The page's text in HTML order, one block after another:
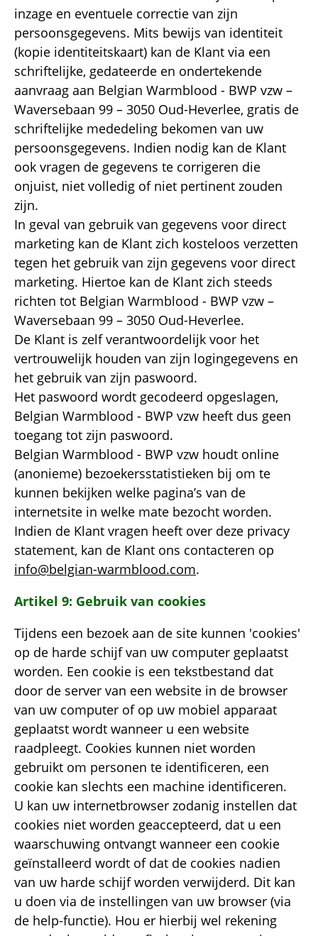
inzage en eventuele correctie van zijn
persoonsgegevens. Mits bewijs van identiteit
(kopie identiteitskaart) kan de Klant via een
schriftelijke, gedateerde en ondertekende
aanvraag aan Belgian Warmblood - BWP vzw –
Waversebaan 99 – 3050 Oud-Heverlee, gratis de
schriftelijke mededeling bekomen van uw
persoonsgegevens. Indien nodig kan de Klant
ook vragen de gegevens te corrigeren die
onjuist, niet volledig of niet pertinent zouden
zijn.
In geval van gebruik van gegevens voor direct
marketing kan de Klant zich kosteloos verzetten
tegen het gebruik van zijn gegevens voor direct
marketing. Hiertoe kan de Klant zich steeds
richten tot Belgian Warmblood - BWP vzw –
Waversebaan 99 – 3050 Oud-Heverlee.
De Klant is zelf verantwoordelijk voor het
vertrouwelijk houden van zijn logingegevens en
het gebruik van zijn paswoord.
Het paswoord wordt gecodeerd opgeslagen,
Belgian Warmblood - BWP vzw heeft dus geen
toegang tot zijn paswoord.
Belgian Warmblood - BWP vzw houdt online
(anonieme) bezoekersstatistieken bij om te
kunnen bekijken welke pagina’s van de
internetsite in welke mate bezocht worden.
Indien de Klant vragen heeft over deze privacy
statement, kan de Klant ons contacteren op
info@belgian-warmblood.com.
Artikel 9: Gebruik van cookies
Tijdens een bezoek aan de site kunnen 'cookies'
op de harde schijf van uw computer geplaatst
worden. Een cookie is een tekstbestand dat
door de server van een website in de browser
van uw computer of op uw mobiel apparaat
geplaatst wordt wanneer u een website
raadpleegt. Cookies kunnen niet worden
gebruikt om personen te identificeren, een
cookie kan slechts een machine identificeren.
U kan uw internetbrowser zodanig instellen dat
cookies niet worden geaccepteerd, dat u een
waarschuwing ontvangt wanneer een cookie
geïnstalleerd wordt of dat de cookies nadien
van uw harde schijf worden verwijderd. Dit kan
u doen via de instellingen van uw browser (via
de help-functie). Hou er hierbij wel rekening